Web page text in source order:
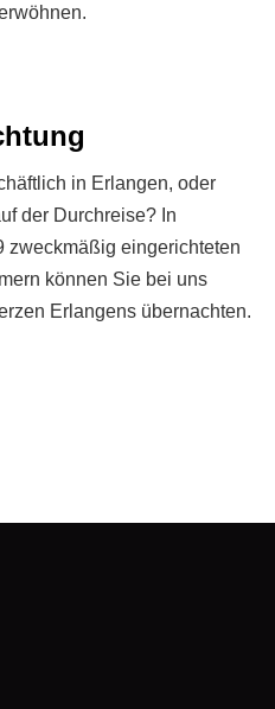
in Erlangen, oder
der Durchreise? In
zweckmäßig eingerichteten
können Sie bei uns
Erlangens übernachten.